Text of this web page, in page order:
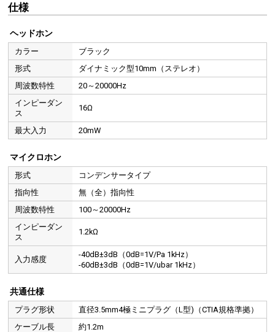
仕様
ヘッドホン
カラー
ブラック
形式
ダイナミック型10mm（ステレオ）
周波数特性
20～20000Hz
インピーダン
ス
16Ω
最大入力 20mW
マイクロホン
形式
コンデンサータイプ
指向性
無（全）指向性
周波数特性
100～20000Hz
インピーダン
ス
1.2kΩ
入力感度
-40dB±3dB（0dB=1V/Pa 1kHz）
-60dB±3dB（0dB=1V/ubar 1kHz）
共通仕様
プラグ形状
直径3.5mm4極ミニプラグ（L型)（CTIA規格準拠）
ケーブル長
約1.2m